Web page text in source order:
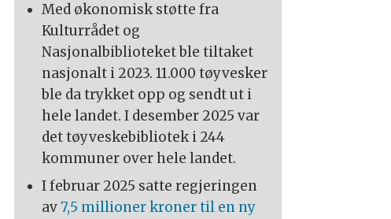
Med økonomisk støtte fra
Kulturrådet og
Nasjonalbiblioteket ble tiltaket
nasjonalt i 2023. 11.000 tøyvesker
ble da trykket opp og sendt ut i
hele landet. I desember 2025 var
det tøyveskebibliotek i 244
kommuner over hele landet.
I februar 2025 satte regjeringen
av7,5 millioner kroner til en ny